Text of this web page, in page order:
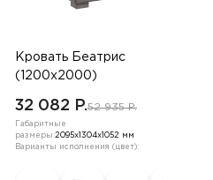
Кровать Беатрис
(1200х2000)
32 082 P.52 935 P.
Габаритные
размеры:2095х1304х1052 мм
Варианты исполнения (цвет):